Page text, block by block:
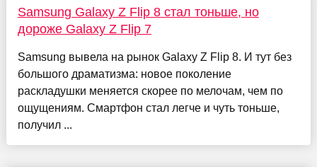
Samsung Galaxy Z Flip 8 стал тоньше, но
дороже Galaxy Z Flip 7
Samsung вывела на рынок Galaxy Z Flip 8. И тут без
большого драматизма: новое поколение
раскладушки меняется скорее по мелочам, чем по
ощущениям. Смартфон стал легче и чуть тоньше,
получил ...